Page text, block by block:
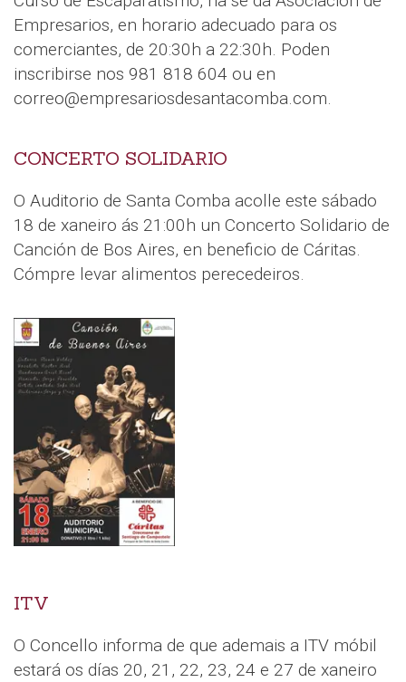
Empresarios, en horario adecuado para os
comerciantes, de 20:30h a 22:30h. Poden
inscribirse nos 981 818 604 ou en
correo@empresariosdesantacomba.com.
CONCERTO SOLIDARIO
O Auditorio de Santa Comba acolle este sábado
18 de xaneiro ás 21:00h un Concerto Solidario de
Canción de Bos Aires, en beneficio de Cáritas.
Cómpre levar alimentos perecedeiros.
ITV
O Concello informa de que ademais a ITV móbil
estará os días 20, 21, 22, 23, 24 e 27 de xaneiro